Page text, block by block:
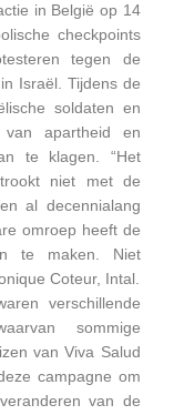
in België op 14
checkpoints
tegen de
Israël. Tijdens de
soldaten en
apartheid en
te klagen. “Het
niet met de
al decennialang
omroep heeft de
te maken. Niet
Coteur, Intal.
verschillende
sommige
van Viva Salud
campagne om
van de